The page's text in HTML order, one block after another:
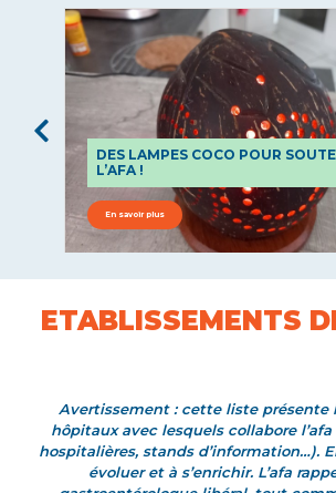
DES LAMPES COCO POUR
L’AFA !
En savoir plus
ETABLISSEMENTS
Avertissement : cette liste présente
hôpitaux avec lesquels collabore
hospitalières, stands d’information…).
évoluer et à s’enrichir. L’afa